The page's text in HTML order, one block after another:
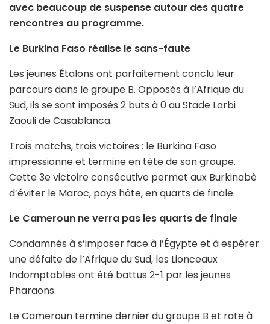
avec beaucoup de suspense autour des quatre
rencontres au programme.
Le Burkina Faso réalise le sans-faute
Les jeunes Étalons ont parfaitement conclu leur
parcours dans le groupe B. Opposés à l’Afrique du
Sud, ils se sont imposés 2 buts à 0 au Stade Larbi
Zaouli de Casablanca.
Trois matchs, trois victoires : le Burkina Faso
impressionne et termine en tête de son groupe.
Cette 3e victoire consécutive permet aux Burkinabè
d’éviter le Maroc, pays hôte, en quarts de finale.
Le Cameroun ne verra pas les quarts de finale
Condamnés à s’imposer face à l’Égypte et à espérer
une défaite de l’Afrique du Sud, les Lionceaux
Indomptables ont été battus 2-1 par les jeunes
Pharaons.
Le Cameroun termine dernier du groupe B et rate à